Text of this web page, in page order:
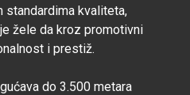
standardima kvaliteta,
žele da kroz promotivni
i prestiž.
do 3.500 metara